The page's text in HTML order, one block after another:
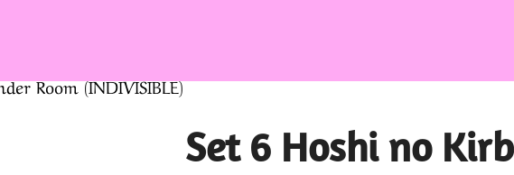
Room (INDIVISIBLE)
Set 6 Hoshi no